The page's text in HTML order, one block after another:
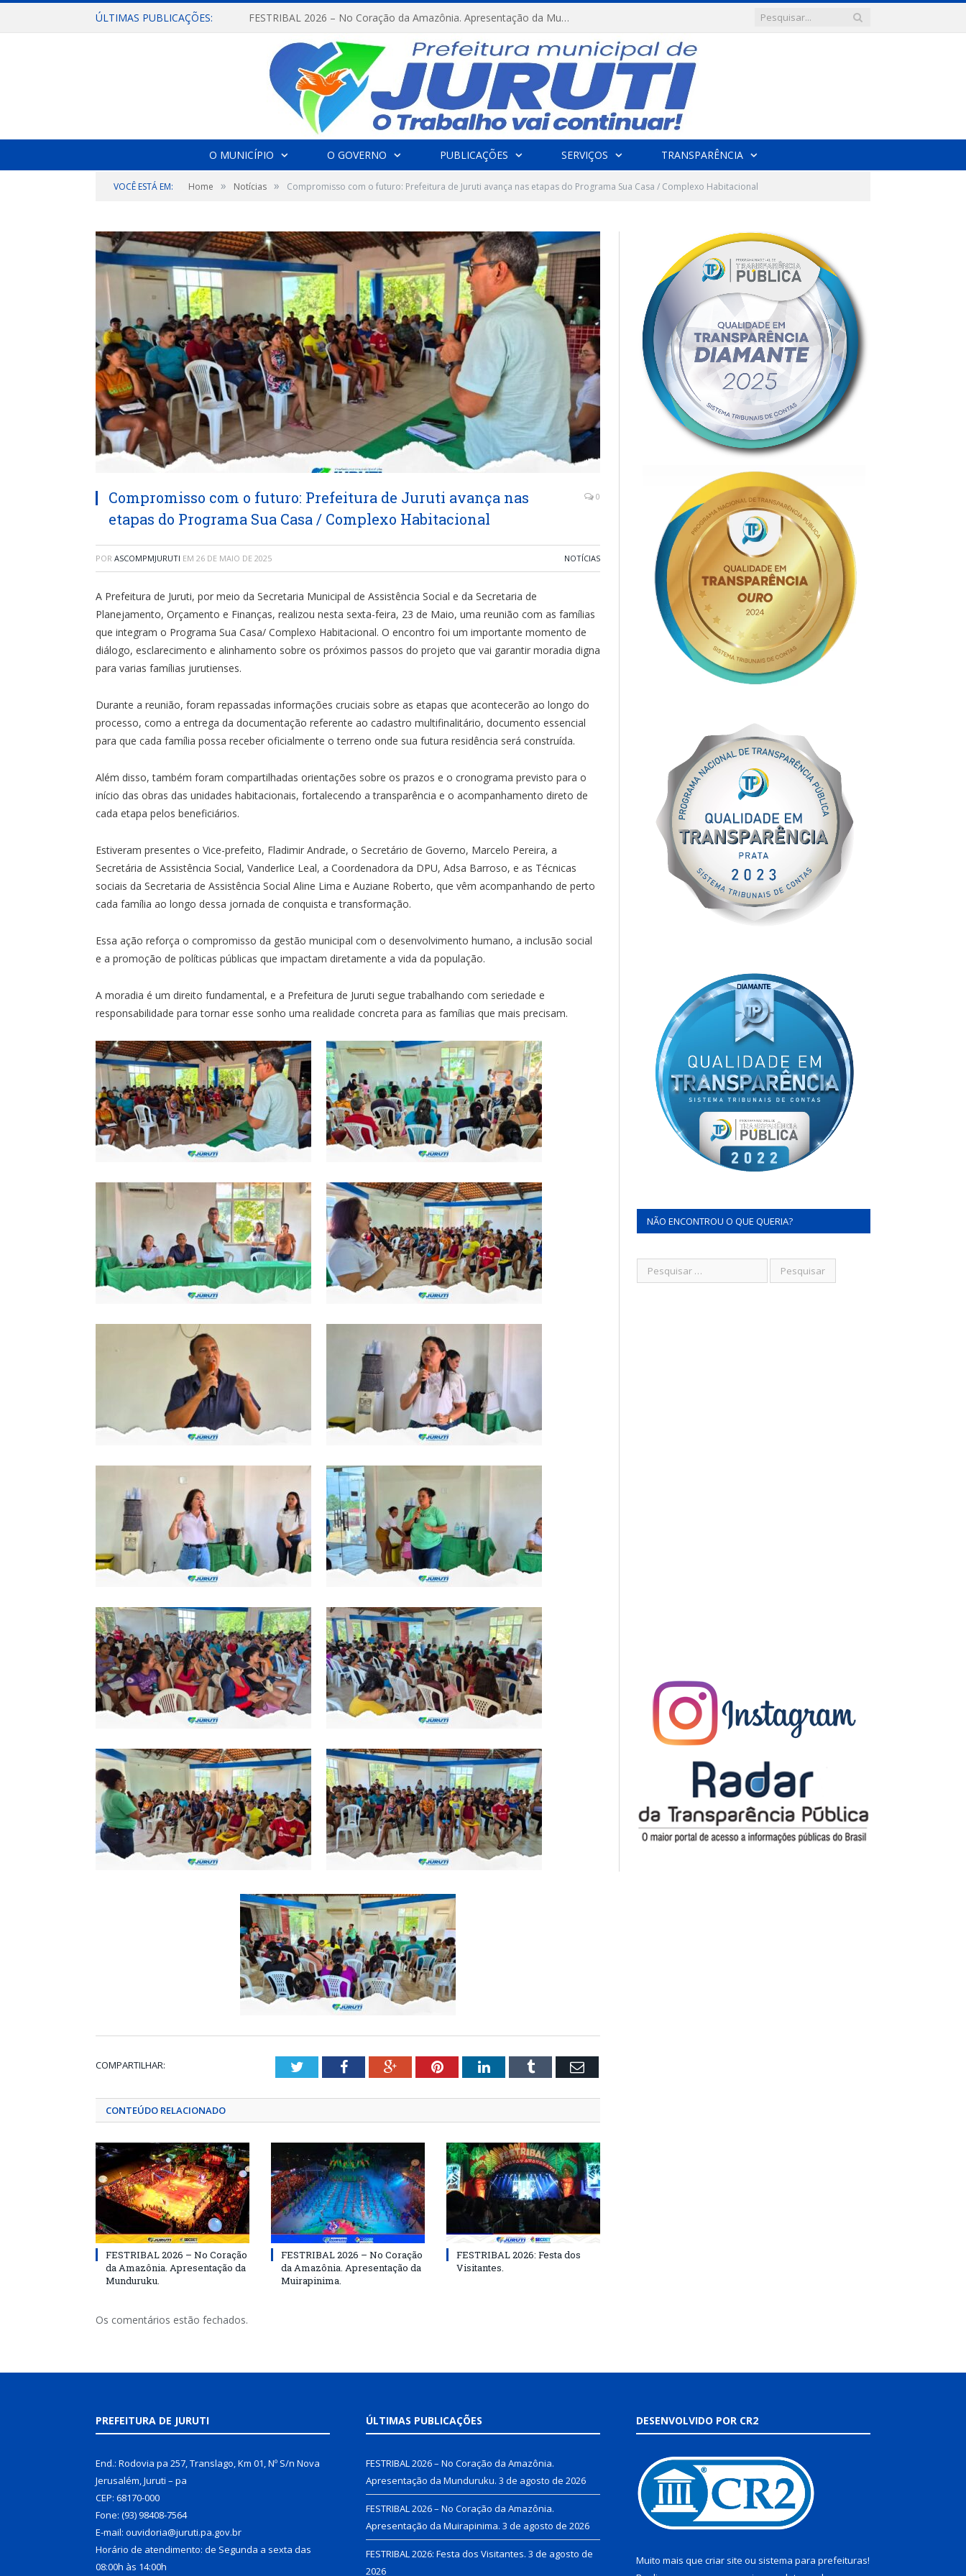
ÚLTIMAS PUBLICAÇÕES: FESTRIBAL 2026 – No Coração da Amazônia. Apresentação da Munduruku.
O MUNICÍPIO O GOVERNO PUBLICAÇÕES SERVIÇOS TRANSPARÊNCIA
VOCÊ ESTÁ EM: Home » Notícias » Compromisso com o futuro: Prefeitura de Juruti avança nas etapas do Programa Sua Casa / Complexo Habitacional
Compromisso com o futuro: Prefeitura de Juruti avança nas
etapas do Programa Sua Casa / Complexo Habitacional
0
POR ASCOMPMJURUTI EM 26 DE MAIO DE 2025 NOTÍCIAS
A Prefeitura de Juruti, por meio da Secretaria Municipal de Assistência Social e da Secretaria de
Planejamento, Orçamento e Finanças, realizou nesta sexta-feira, 23 de Maio, uma reunião com as famílias
que integram o Programa Sua Casa/ Complexo Habitacional. O encontro foi um importante momento de
diálogo, esclarecimento e alinhamento sobre os próximos passos do projeto que vai garantir moradia digna
para varias famílias jurutienses.
Durante a reunião, foram repassadas informações cruciais sobre as etapas que acontecerão ao longo do
processo, como a entrega da documentação referente ao cadastro multifinalitário, documento essencial
para que cada família possa receber oficialmente o terreno onde sua futura residência será construída.
Além disso, também foram compartilhadas orientações sobre os prazos e o cronograma previsto para o
início das obras das unidades habitacionais, fortalecendo a transparência e o acompanhamento direto de
cada etapa pelos beneficiários.
Estiveram presentes o Vice-prefeito, Fladimir Andrade, o Secretário de Governo, Marcelo Pereira, a
Secretária de Assistência Social, Vanderlice Leal, a Coordenadora da DPU, Adsa Barroso, e as Técnicas
sociais da Secretaria de Assistência Social Aline Lima e Auziane Roberto, que vêm acompanhando de perto
cada família ao longo dessa jornada de conquista e transformação.
Essa ação reforça o compromisso da gestão municipal com o desenvolvimento humano, a inclusão social
e a promoção de políticas públicas que impactam diretamente a vida da população.
A moradia é um direito fundamental, e a Prefeitura de Juruti segue trabalhando com seriedade e
responsabilidade para tornar esse sonho uma realidade concreta para as famílias que mais precisam.
COMPARTILHAR: TwitterFacebookGoogle+PinterestLinkedInTumblr Email
CONTEÚDO RELACIONADO
FESTRIBAL 2026 – No Coração
da Amazônia. Apresentação da
Munduruku.
FESTRIBAL 2026 – No Coração
da Amazônia. Apresentação da
Muirapinima.
FESTRIBAL 2026: Festa dos
Visitantes.
Os comentários estão fechados.
NÃO ENCONTROU O QUE QUERIA?
PREFEITURA DE JURUTI
End.: Rodovia pa 257, Translago, Km 01, Nº S/n Nova
Jerusalém, Juruti – pa
CEP: 68170-000
Fone: (93) 98408-7564
E-mail: ouvidoria@juruti.pa.gov.br
Horário de atendimento: de Segunda a sexta das
08:00h às 14:00h
ÚLTIMAS PUBLICAÇÕES
FESTRIBAL 2026 – No Coração da Amazônia.
Apresentação da Munduruku. 3 de agosto de 2026
FESTRIBAL 2026 – No Coração da Amazônia.
Apresentação da Muirapinima. 3 de agosto de 2026
FESTRIBAL 2026: Festa dos Visitantes. 3 de agosto de
2026
DESENVOLVIDO POR CR2
Muito mais que criar site ou sistema para prefeituras!